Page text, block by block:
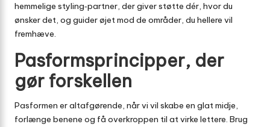
hemmelige styling‐partner, der giver støtte dér, hvor du
ønsker det, og guider øjet mod de områder, du hellere vil
fremhæve.
Pasformsprincipper, der
gør forskellen
Pasformen er altafgørende, når vi vil skabe en glat midje,
forlænge benene og få overkroppen til at virke lettere. Brug